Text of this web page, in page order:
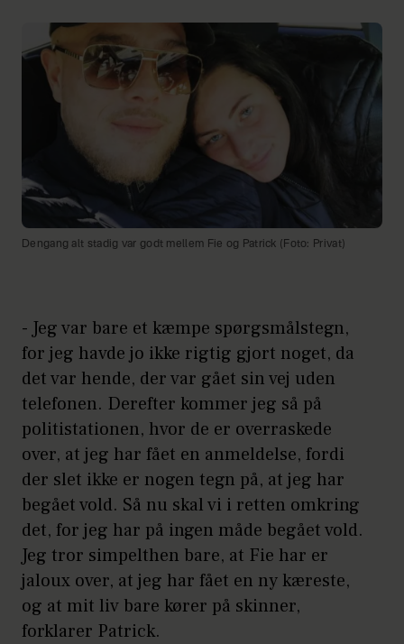
Dengang alt stadig var godt mellem Fie og Patrick (Foto: Privat)
- Jeg var bare et kæmpe spørgsmålstegn,
for jeg havde jo ikke rigtig gjort noget, da
det var hende, der var gået sin vej uden
telefonen. Derefter kommer jeg så på
politistationen, hvor de er overraskede
over, at jeg har fået en anmeldelse, fordi
der slet ikke er nogen tegn på, at jeg har
begået vold. Så nu skal vi i retten omkring
det, for jeg har på ingen måde begået vold.
Jeg tror simpelthen bare, at Fie har er
jaloux over, at jeg har fået en ny kæreste,
og at mit liv bare kører på skinner,
forklarer Patrick.